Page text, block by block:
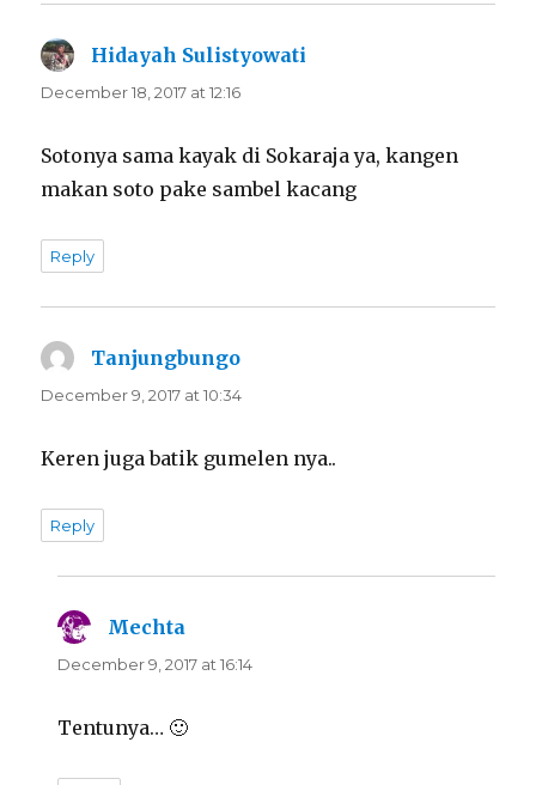
Hidayah Sulistyowati
December 18, 2017 at 12:16
Sotonya sama kayak di Sokaraja ya, kangen
makan soto pake sambel kacang
Reply
Tanjungbungo
December 9, 2017 at 10:34
Keren juga batik gumelen nya..
Reply
Mechta
December 9, 2017 at 16:14
Tentunya… 🙂